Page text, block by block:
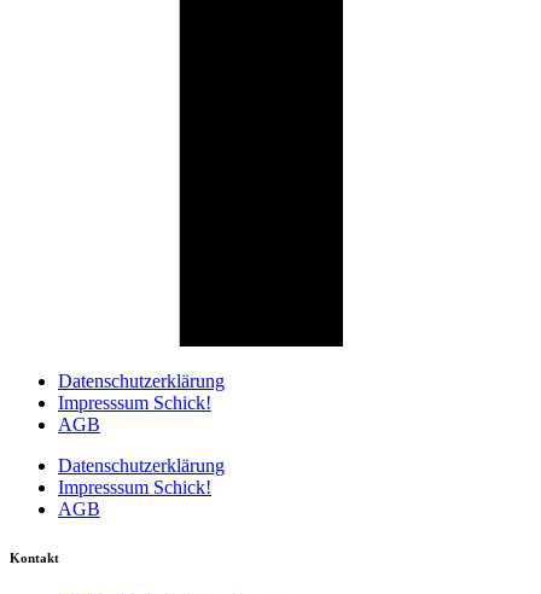
Datenschutzerklärung
Impresssum Schick!
AGB
Datenschutzerklärung
Impresssum Schick!
AGB
Kontakt